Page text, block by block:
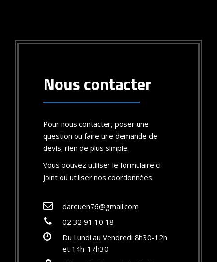
Nous contacter
Pour nous contacter, poser une
question ou faire une demande de
devis, rien de plus simple.
Vous pouvez utiliser le formulaire ci
joint ou utiliser nos coordonnées.
darouen76@gmail.com
02 32 91 10 18
Du Lundi au Vendredi 8h30-12h
et 14h-17h30